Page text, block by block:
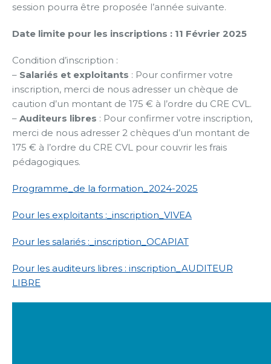
session pourra être proposée l’année suivante.
Date limite pour les inscriptions : 11 Février 2025
Condition d’inscription :
– Salariés et exploitants : Pour confirmer votre
inscription, merci de nous adresser un chèque de
caution d’un montant de 175 € à l’ordre du CRE CVL.
– Auditeurs libres : Pour confirmer votre inscription,
merci de nous adresser 2 chèques d’un montant de
175 € à l’ordre du CRE CVL pour couvrir les frais
pédagogiques.
Programme_de la formation_2024-2025
Pour les exploitants :_inscription_VIVEA
Pour les salariés :_inscription_OCAPIAT
Pour les auditeurs libres : inscription_AUDITEUR
LIBRE